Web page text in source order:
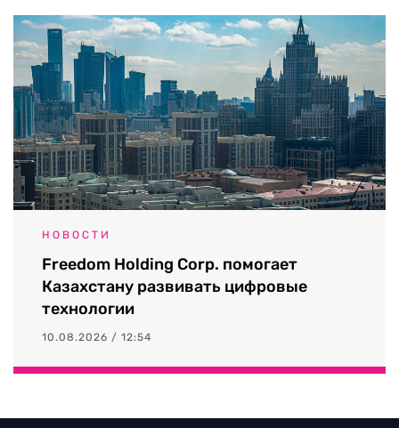
НОВОСТИ
Freedom Holding Corp. помогает
Казахстану развивать цифровые
технологии
10.08.2026 / 12:54